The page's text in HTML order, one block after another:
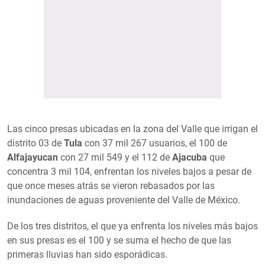
Las cinco presas ubicadas en la zona del Valle que irrigan el
distrito 03 de Tula con 37 mil 267 usuarios, el 100 de
Alfajayucan con 27 mil 549 y el 112 de Ajacuba que
concentra 3 mil 104, enfrentan los niveles bajos a pesar de
que once meses atrás se vieron rebasados por las
inundaciones de aguas proveniente del Valle de México.
De los tres distritos, el que ya enfrenta los niveles más bajos
en sus presas es el 100 y se suma el hecho de que las
primeras lluvias han sido esporádicas.